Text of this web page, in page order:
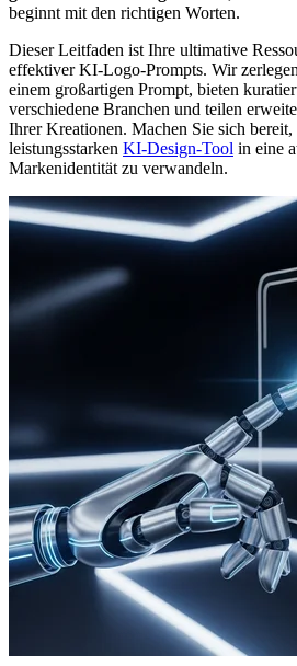
beginnt mit den richtigen Worten.
Dieser Leitfaden ist Ihre ultimative
effektiver KI-Logo-Prompts. Wir
einem großartigen Prompt, bieten
verschiedene Branchen und teilen
Ihrer Kreationen. Machen Sie sich
leistungsstarken KI-Design-Tool in eine
Markenidentität zu verwandeln.